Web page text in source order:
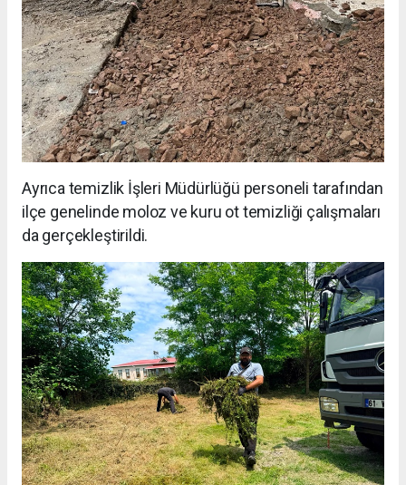
Ayrıca temizlik İşleri Müdürlüğü personeli tarafından
ilçe genelinde moloz ve kuru ot temizliği çalışmaları
da gerçekleştirildi.